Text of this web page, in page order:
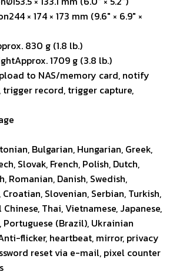
× 174 × 173 mm (9.6″ × 6.9″ ×
830 g (1.8 lb.)
1709 g (3.8 lb.)
to NAS/memory card, notify
trigger record, trigger capture,
Bulgarian, Hungarian, Greek,
Slovak, French, Polish, Dutch,
Romanian, Danish, Swedish,
Slovenian, Serbian, Turkish,
Thai, Vietnamese, Japanese,
Portuguese (Brazil), Ukrainian
flicker, heartbeat, mirror, privacy
reset via e-mail, pixel counter